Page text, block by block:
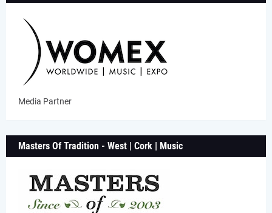
Media Partner
Masters Of Tradition - West | Cork | Music